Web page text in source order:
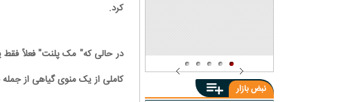
کرد.
در حالی که" مک پلنت" فعلاً فقط
کاملی از یک منوی گیاهی از
نبض بازار